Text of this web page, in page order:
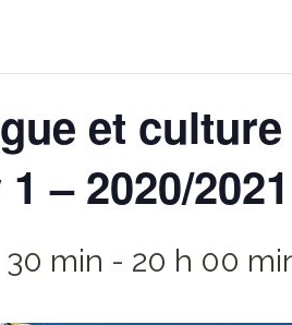
et
– 2020/2021
30 min - 20 h 00